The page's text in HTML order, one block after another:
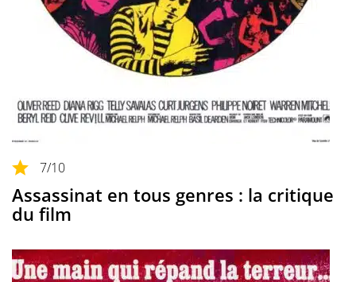
7/10
Assassinat en tous genres : la critique
du film